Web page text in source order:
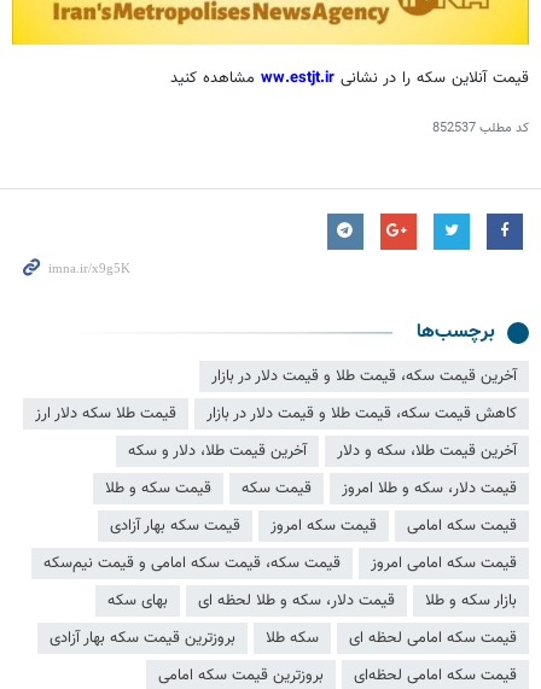
قیمت آنلاین سکه را در نشانی مشاهده کنید
کد مطلب852537
برچسب‌ها
آخرین قیمت سکه، قیمت طلا و قیمت دلار در بازار
کاهش قیمت سکه، قیمت طلا و قیمت دلار در بازار
قیمت طلا سکه دلار ارز
آخرین قیمت طلا، سکه و دلار
آخرین قیمت طلا، دلار و سکه
قیمت دلار، سکه و طلا امروز
قیمت سکه
قیمت سکه و طلا
قیمت سکه امامی
قیمت سکه امروز
قیمت سکه بهار آزادی
قیمت سکه امامی امروز
قیمت سکه، قیمت سکه امامی و قیمت نیم‌سکه
بازار سکه و طلا
قیمت دلار، سکه و طلا لحظه ای
بهای سکه
قیمت سکه امامی لحظه ای
سکه طلا
بروزترین قیمت سکه بهار آزادی
قیمت سکه امامی لحظه‌ای
بروزترین قیمت سکه امامی